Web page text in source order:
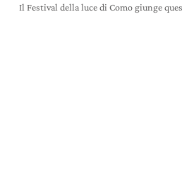
Il Festival della luce di Como giunge